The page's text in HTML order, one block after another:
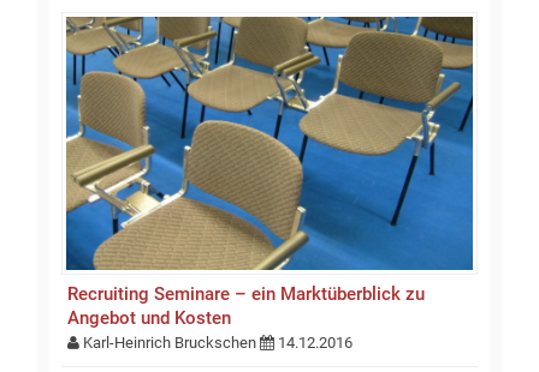
Recruiting Seminare – ein Marktüberblick zu
Angebot und Kosten
Karl-Heinrich Bruckschen 14.12.2016